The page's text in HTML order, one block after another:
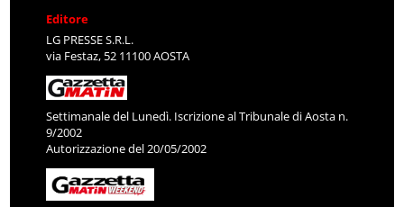
Editore
LG PRESSE S.R.L.
via Festaz, 52 11100 AOSTA
Settimanale del Lunedì. Iscrizione al Tribunale di Aosta n.
9/2002
Autorizzazione del 20/05/2002